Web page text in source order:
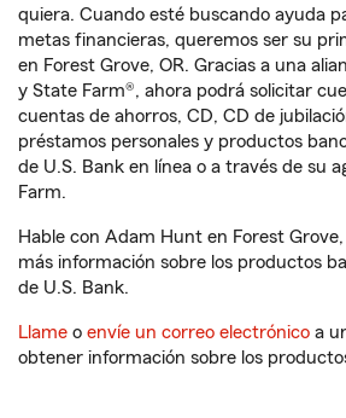
quiera. Cuando esté buscando ayuda
metas financieras, queremos ser su
en Forest Grove, OR. Gracias a una
y State Farm®, ahora podrá solicitar
cuentas de ahorros, CD, CD de
préstamos personales y productos
de U.S. Bank en línea o a través de su
Farm.
Hable con Adam Hunt en Forest
más información sobre los productos
de U.S. Bank.
Llame o envíe un correo electrónico a
obtener información sobre los